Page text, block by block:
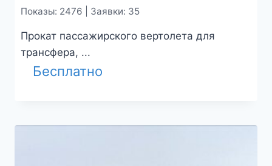
Показы: 2476 | Заявки: 35
Прокат пассажирского вертолета для
трансфера, ...
Бесплатно